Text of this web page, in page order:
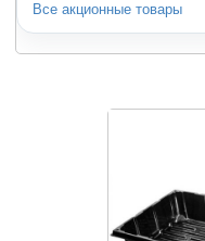
Все акционные товары